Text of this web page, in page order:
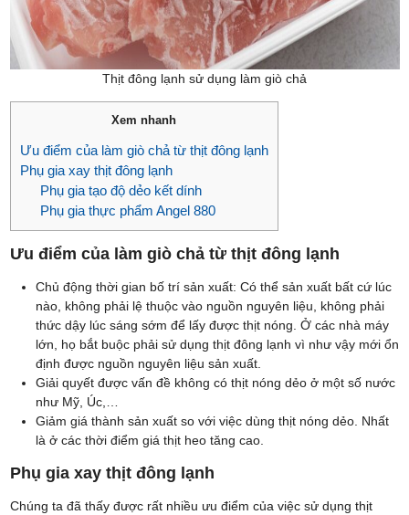
Thịt đông lạnh sử dụng làm giò chả
Xem nhanh
Ưu điểm của làm giò chả từ thịt đông lạnh
Phụ gia xay thịt đông lạnh
Phụ gia tạo độ dẻo kết dính
Phụ gia thực phẩm Angel 880
Ưu điểm của làm giò chả từ thịt đông lạnh
Chủ động thời gian bố trí sản xuất: Có thể sản xuất bất cứ lúc
nào, không phải lệ thuộc vào nguồn nguyên liệu, không phải
thức dậy lúc sáng sớm để lấy được thịt nóng. Ở các nhà máy
lớn, họ bắt buộc phải sử dụng thịt đông lạnh vì như vậy mới ổn
định được nguồn nguyên liệu sản xuất.
Giải quyết được vấn đề không có thịt nóng dẻo ở một số nước
như Mỹ, Úc,…
Giảm giá thành sản xuất so với việc dùng thịt nóng dẻo. Nhất
là ở các thời điểm giá thịt heo tăng cao.
Phụ gia xay thịt đông lạnh
Chúng ta đã thấy được rất nhiều ưu điểm của việc sử dụng thịt